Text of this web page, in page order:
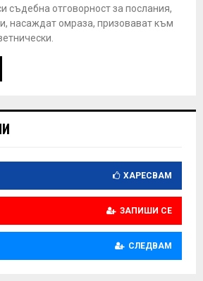
съдебна отговорност за послания,
насаждат омраза, призовават към
ХАРЕСВАМ
ЗАПИШИ СЕ
СЛЕДВАМ